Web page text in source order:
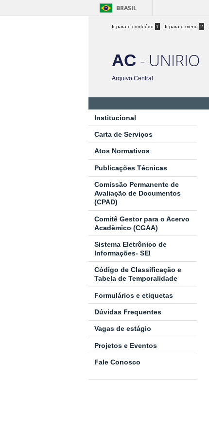
BRASIL
Ir para o conteúdo 1 Ir para o menu 2
AC - UNIRIO
Arquivo Central
Institucional
Carta de Serviços
Atos Normativos
Publicações Técnicas
Comissão Permanente de
Avaliação de Documentos
(CPAD)
Comitê Gestor para o Acervo
Acadêmico (CGAA)
Sistema Eletrônico de
Informações- SEI
Código de Classificação e
Tabela de Temporalidade
Formulários e etiquetas
Dúvidas Frequentes
Vagas de estágio
Projetos e Eventos
Fale Conosco